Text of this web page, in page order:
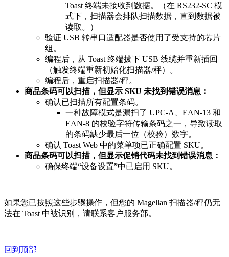
Toast 终端未接收到数据。（在 RS232-SC 模
式下，扫描器会排队扫描数据，直到数据被
读取。）
验证 USB 转串口适配器是否使用了受支持的芯片
组。
编程后，从 Toast 终端拔下 USB 线缆并重新插回
（触发终端重新初始化扫描器/秤）。
编程后，重启扫描器/秤。
商品条码可以扫描，但显示 SKU 未找到错误消息：
确认已扫描所有配置条码。
一种故障模式是漏扫了 UPC-A、EAN-13 和
EAN-8 的校验字符传输条码之一，导致读取
的条码缺少最后一位（校验）数字。
确认 Toast Web 中的菜单项已正确配置 SKU。
商品条码可以扫描，但显示促销代码未找到错误消息：
确保终端“设备设置”中已启用 SKU。
如果您已按照这些步骤操作，但您的 Magellan 扫描器/秤仍无
法在 Toast 中被识别，请联系客户服务部。
回到顶部